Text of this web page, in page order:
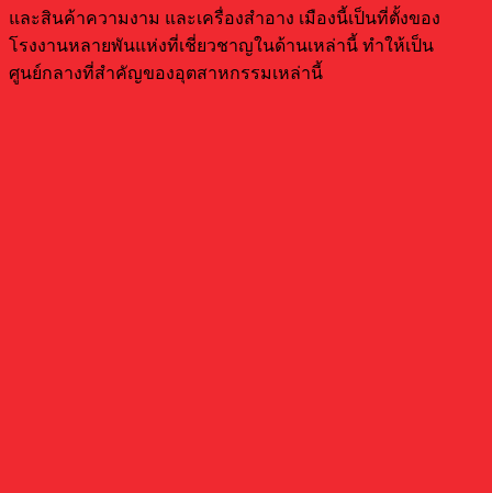
และสินค้าความงาม และเครื่องสำอาง เมืองนี้เป็นที่ตั้งของ
โรงงานหลายพันแห่งที่เชี่ยวชาญในด้านเหล่านี้ ทำให้เป็น
ศูนย์กลางที่สำคัญของอุตสาหกรรมเหล่านี้